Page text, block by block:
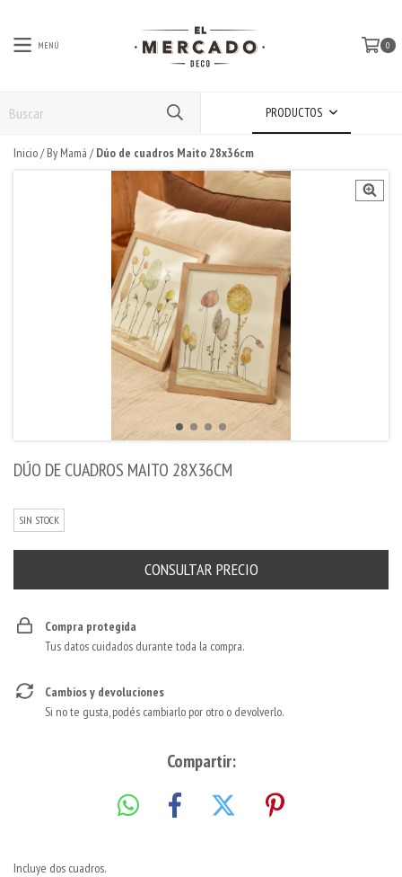
MENÚ 0
PRODUCTOS
Inicio/ By Mamá / Dúo de cuadros Maito 28x36cm
DÚO DE CUADROS MAITO 28X36CM
SIN STOCK
Compra protegida
Tus datos cuidados durante toda la compra.
Cambios y devoluciones
Si no te gusta, podés cambiarlo por otro o devolverlo.
Compartir:
Incluye dos cuadros.